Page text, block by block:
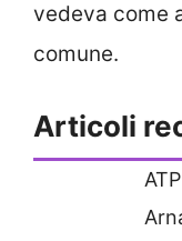
vedeva come
comune.
Articoli